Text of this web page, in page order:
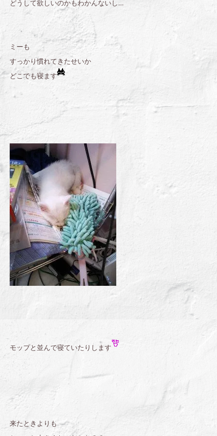
どうして欲しいのかもわかんないし…
ミーも
すっかり慣れてきたせいか
どこでも寝ます
モップと並んで寝ていたりします
来たときよりも